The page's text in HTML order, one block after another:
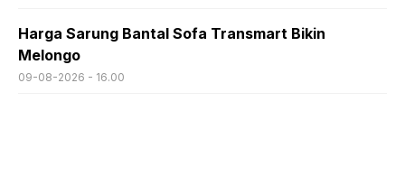
Harga Sarung Bantal Sofa Transmart Bikin
Melongo
09-08-2026 - 16.00